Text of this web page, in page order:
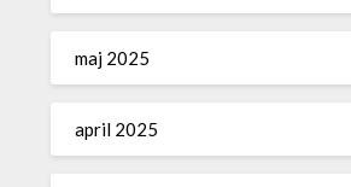
maj 2025
april 2025